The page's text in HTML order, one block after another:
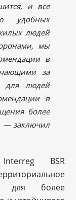
и все
удобных
людей
мы
в
за
для людей
в
более
—заключил
BSR
для более